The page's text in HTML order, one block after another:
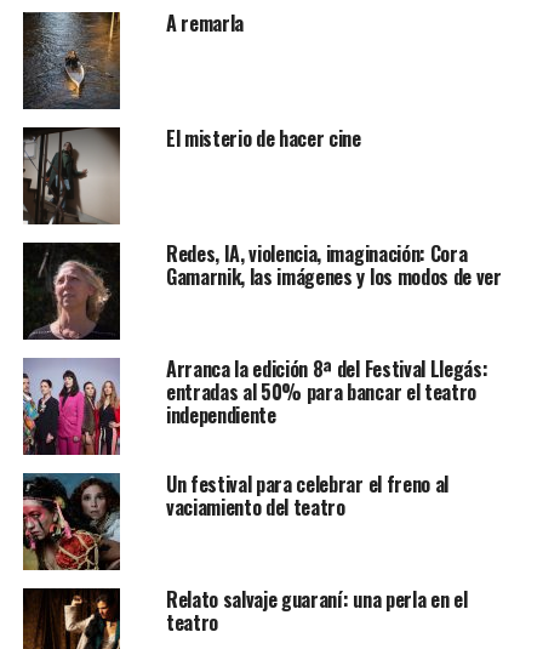
A remarla
El misterio de hacer cine
Redes, IA, violencia, imaginación: Cora
Gamarnik, las imágenes y los modos de ver
Arranca la edición 8ª del Festival Llegás:
entradas al 50% para bancar el teatro
independiente
Un festival para celebrar el freno al
vaciamiento del teatro
Relato salvaje guaraní: una perla en el
teatro